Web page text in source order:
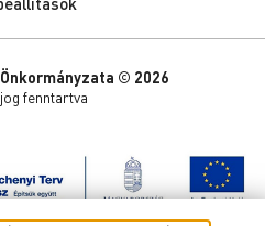
© 2026
fenntartva